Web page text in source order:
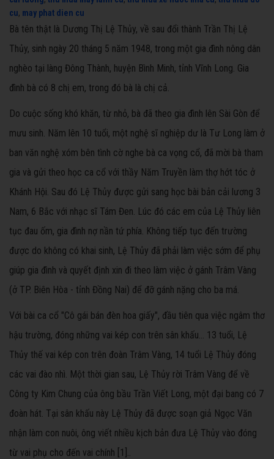
cu, may phat dien cu
Bà tên thật là Dương Thị Lệ Thủy, về sau đổi thành Trần Thị Lệ
Thủy, sinh ngày 20 tháng 5 năm 1948, trong một gia đình nông dân
nghèo tại làng Đông Thành, huyện Bình Minh, tỉnh Vĩnh Long. Gia
đình bà có 8 chị em, trong đó bà là chị cả.
Do cuộc sống khó khăn, từ nhỏ, bà đã theo gia đình lên Sài Gòn để
mưu sinh. Năm lên 10 tuổi, một nghệ sĩ nghiệp dư là Tư Long làm ở
ban văn nghệ xóm bên tình cờ nghe bà ca vọng cổ, đã mời bà tham
gia và gửi theo học ca cổ với thầy Năm Truyền làm thợ hớt tóc ở
Khánh Hội. Sau đó Lệ Thủy được gửi sang học bài bản cải lương 3
Nam, 6 Bắc với nhạc sĩ Tám Đen. Lúc đó các em của Lệ Thủy liên
tục đau ốm, gia đình nợ nần tứ phía. Không tiếp tục đến trường
được do không có khai sinh, Lệ Thủy đã phải làm việc sớm để phụ
giúp gia đình và quyết định xin đi theo làm việc ở gánh Trâm Vàng
(ở TP. Biên Hòa - tỉnh Đồng Nai) để đỡ gánh nặng cho ba má.
Với bài ca cổ "Cô gái bán đèn hoa giấy", đầu tiên qua việc ngâm thơ
hậu trường, đóng những vai kép con trên sân khấu... 13 tuổi, Lệ
Thủy thế vai kép con trên đoàn Trâm Vàng, 14 tuổi Lệ Thủy đóng
các vai đào nhì. Một thời gian sau, Lệ Thủy rời Trâm Vàng để về
Công ty Kim Chung của ông bầu Trần Viết Long, một đại bang có 7
đoàn hát. Tại sân khấu này Lệ Thủy đã được soạn giả Ngọc Văn
nhận làm con nuôi, ông viết nhiều kịch bản đưa Lệ Thủy vào đóng
từ vai phụ cho đến vai chính [1]..